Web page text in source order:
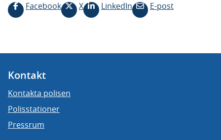
Facebook
X LinkedIn E-post
Kontakt
Kontakta polisen
Polisstationer
Pressrum